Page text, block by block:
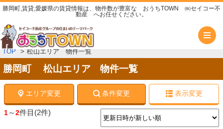
勝岡町,賃貸,愛媛県の賃貸情報は、物件数が豊富な おうちTOWN ㈱セイコー不
動産 へお任せください。
TOP 松山エリア 物件一覧
勝岡町 松山エリア 物件一覧
エリア変更 条件変更 表示変更
1～2件目 (2件)